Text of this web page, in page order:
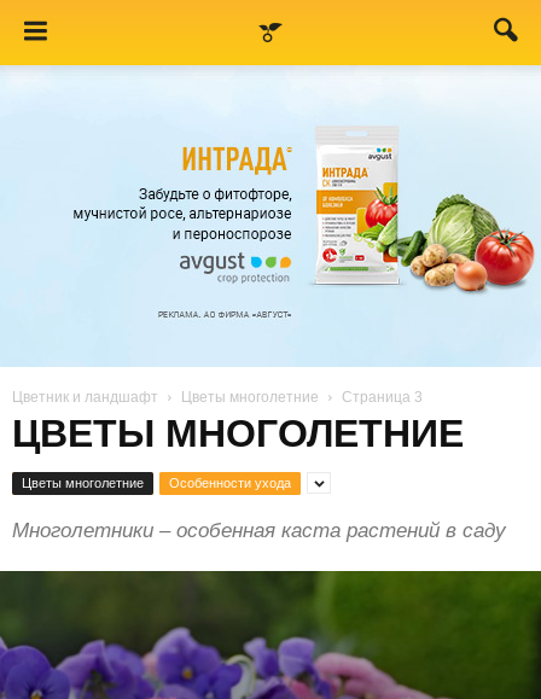
Цветник и ландшафт Цветы многолетние Страница 3
ЦВЕТЫ МНОГОЛЕТНИЕ
Цветы многолетние Особенности ухода
Многолетники – особенная каста растений в саду